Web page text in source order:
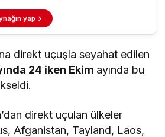
yap
direkt uçuşla seyahat edilen
24 iken Ekim ayında bu
direkt uçulan ülkeler
Afganistan, Tayland, Laos,